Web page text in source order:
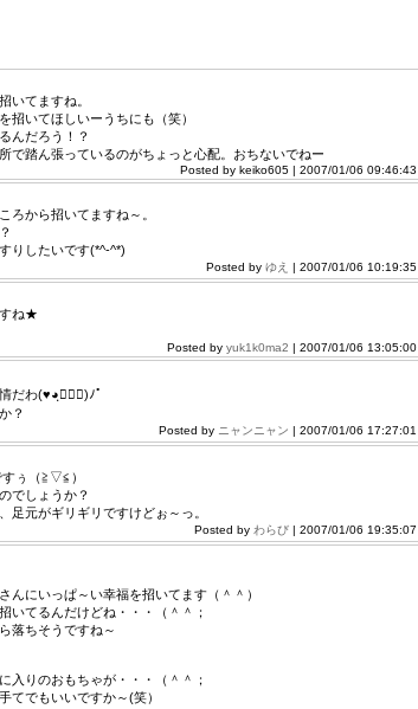
いてますね。
招いてほしいーうちにも（笑）
んだろう！？
で踏ん張っているのがちょっと心配。おちないでねー
Posted by keiko605 | 2007/01/06 09:46:43
ろから招いてますね～。
りしたいです(*^-^*)
Posted by ゆえ | 2007/01/06 10:19:35
ね★
Posted by yuk1k0ma2 | 2007/01/06 13:05:00
情だわ(♥◕ฺ∀◕ฺ)ﾉﾟ
？
Posted by ニャンニャン | 2007/01/06 17:27:01
ぅ（≧▽≦）
でしょうか？
足元がギリギリですけどぉ～っ。
Posted by わらび | 2007/01/06 19:35:07
んにいっぱ～い幸福を招いてます（＾＾）
いてるんだけどね・・・（＾＾；
落ちそうですね～
入りのおもちゃが・・・（＾＾；
てでもいいですか～(笑）